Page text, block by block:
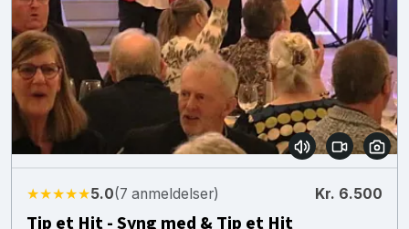
★★★★★5.0(7 anmeldelser) Kr. 6.500
Tip et Hit - Syng med & Tip et Hit